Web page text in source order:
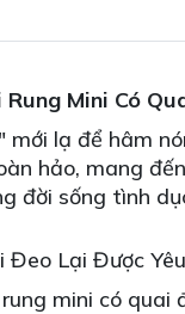
Rung Mini Có
lạ để hâm
hảo, mang
đời sống tình
Đeo Lại Được
mini có